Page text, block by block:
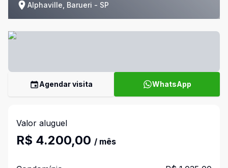
Alphaville, Barueri - SP
Agendar visita WhatsApp
Valor aluguel
R$ 4.200,00 / mês